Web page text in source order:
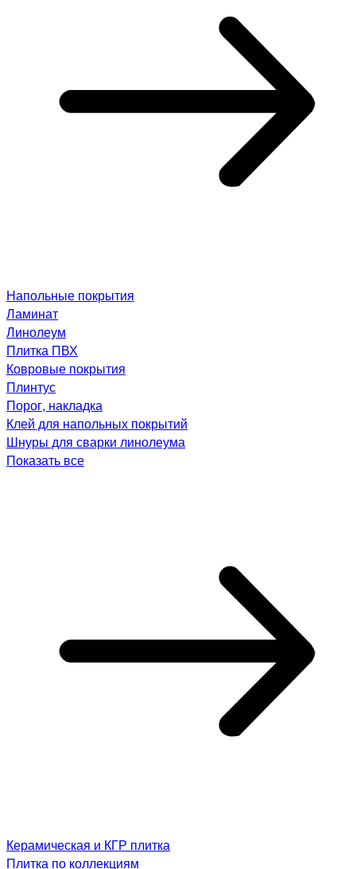
Напольные покрытия
Ламинат
Линолеум
Плитка ПВХ
Ковровые покрытия
Плинтус
Порог, накладка
Клей для напольных покрытий
Шнуры для сварки линолеума
Показать все
Керамическая и КГР плитка
Плитка по коллекциям